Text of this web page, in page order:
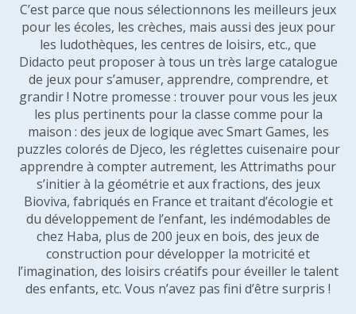
C’est parce que nous sélectionnons les meilleurs jeux
pour les écoles, les crèches, mais aussi des jeux pour
les ludothèques, les centres de loisirs, etc., que
Didacto peut proposer à tous un très large catalogue
de jeux pour s’amuser, apprendre, comprendre, et
grandir ! Notre promesse : trouver pour vous les jeux
les plus pertinents pour la classe comme pour la
maison : des jeux de logique avec Smart Games, les
puzzles colorés de Djeco, les réglettes cuisenaire pour
apprendre à compter autrement, les Attrimaths pour
s’initier à la géométrie et aux fractions, des jeux
Bioviva, fabriqués en France et traitant d’écologie et
du développement de l’enfant, les indémodables de
chez Haba, plus de 200 jeux en bois, des jeux de
construction pour développer la motricité et
l’imagination, des loisirs créatifs pour éveiller le talent
des enfants, etc. Vous n’avez pas fini d’être surpris !